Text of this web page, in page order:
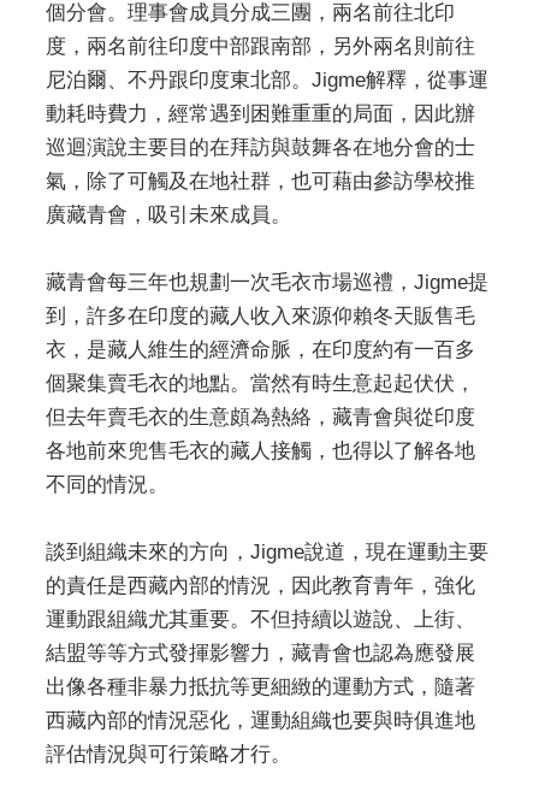
個分會。理事會成員分成三團，兩名前往北印
度，兩名前往印度中部跟南部，另外兩名則前往
尼泊爾、不丹跟印度東北部。Jigme解釋，從事運
動耗時費力，經常遇到困難重重的局面，因此辦
巡迴演說主要目的在拜訪與鼓舞各在地分會的士
氣，除了可觸及在地社群，也可藉由參訪學校推
廣藏青會，吸引未來成員。
藏青會每三年也規劃一次毛衣市場巡禮，Jigme提
到，許多在印度的藏人收入來源仰賴冬天販售毛
衣，是藏人維生的經濟命脈，在印度約有一百多
個聚集賣毛衣的地點。當然有時生意起起伏伏，
但去年賣毛衣的生意頗為熱絡，藏青會與從印度
各地前來兜售毛衣的藏人接觸，也得以了解各地
不同的情況。
談到組織未來的方向，Jigme說道，現在運動主要
的責任是西藏內部的情況，因此教育青年，強化
運動跟組織尤其重要。不但持續以遊說、上街、
結盟等等方式發揮影響力，藏青會也認為應發展
出像各種非暴力抵抗等更細緻的運動方式，隨著
西藏內部的情況惡化，運動組織也要與時俱進地
評估情況與可行策略才行。